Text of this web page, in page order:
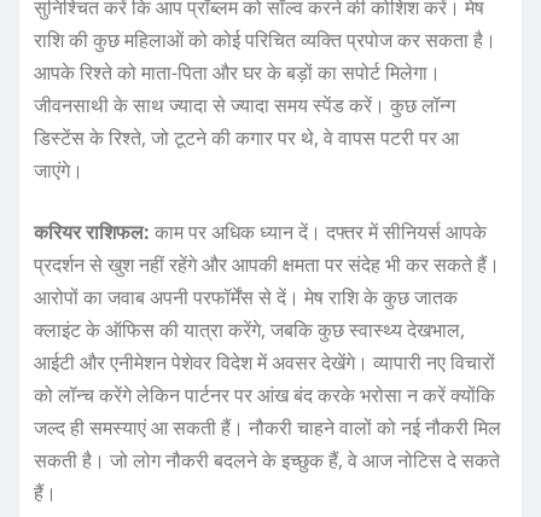
सुनिश्चित करें कि आप प्रॉब्लम को सॉल्व करने की कोशिश करें। मेष
राशि की कुछ महिलाओं को कोई परिचित व्यक्ति प्रपोज कर सकता है।
आपके रिश्ते को माता-पिता और घर के बड़ों का सपोर्ट मिलेगा।
जीवनसाथी के साथ ज्यादा से ज्यादा समय स्पेंड करें। कुछ लॉन्ग
डिस्टेंस के रिश्ते, जो टूटने की कगार पर थे, वे वापस पटरी पर आ
जाएंगे।
करियर राशिफल: काम पर अधिक ध्यान दें। दफ्तर में सीनियर्स आपके
प्रदर्शन से खुश नहीं रहेंगे और आपकी क्षमता पर संदेह भी कर सकते हैं।
आरोपों का जवाब अपनी परफॉर्मेंस से दें। मेष राशि के कुछ जातक
क्लाइंट के ऑफिस की यात्रा करेंगे, जबकि कुछ स्वास्थ्य देखभाल,
आईटी और एनीमेशन पेशेवर विदेश में अवसर देखेंगे। व्यापारी नए विचारों
को लॉन्च करेंगे लेकिन पार्टनर पर आंख बंद करके भरोसा न करें क्योंकि
जल्द ही समस्याएं आ सकती हैं। नौकरी चाहने वालों को नई नौकरी मिल
सकती है। जो लोग नौकरी बदलने के इच्छुक हैं, वे आज नोटिस दे सकते
हैं।